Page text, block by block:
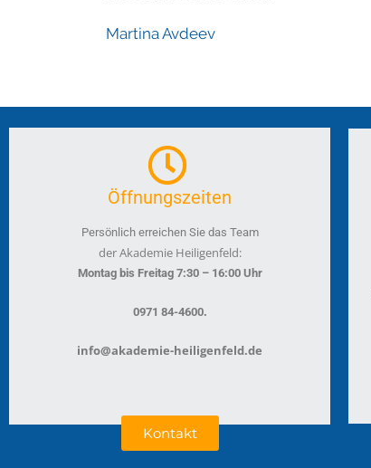
Martina Avdeev
Öffnungszeiten
Persönlich erreichen Sie das Team
der Akademie Heiligenfeld:
Montag bis Freitag 7:30 – 16:00 Uhr
0971 84-4600.
info@akademie-heiligenfeld.de
Kontakt